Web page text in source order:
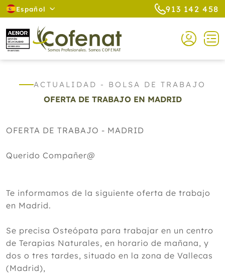
Español 913 142 458
ACTUALIDAD - BOLSA DE TRABAJO
OFERTA DE TRABAJO EN MADRID
OFERTA DE TRABAJO - MADRID
Querido Compañer@
Te informamos de la siguiente oferta de trabajo
en Madrid.
Se precisa Osteópata para trabajar en un centro
de Terapias Naturales, en horario de mañana, y
dos o tres tardes, situado en la zona de Vallecas
(Madrid),